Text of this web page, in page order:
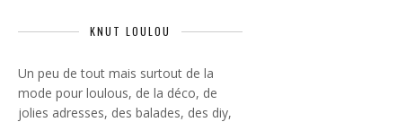
KNUT LOULOU
Un peu de tout mais surtout de la
mode pour loulous, de la déco, de
jolies adresses, des balades, des diy,